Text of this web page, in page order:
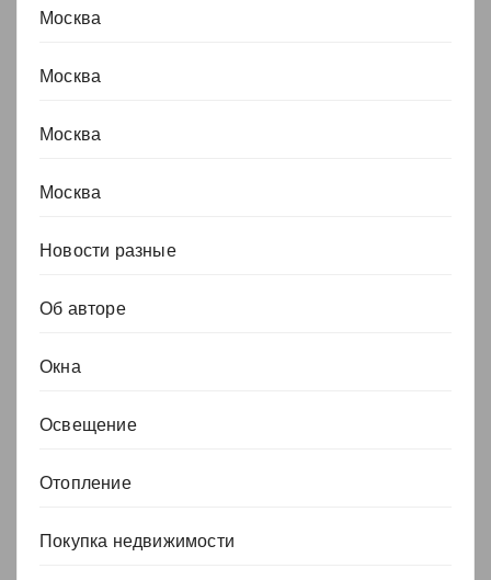
Москва
Москва
Москва
Москва
Новости разные
Об авторе
Окна
Освещение
Отопление
Покупка недвижимости